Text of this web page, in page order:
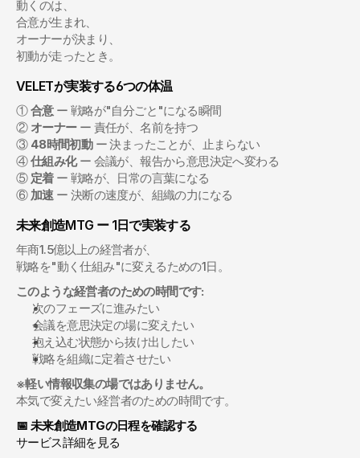
動くのは、
合意が生まれ、
オーナーが決まり、
初動が走ったとき。
VELETが実装する6つの体温
① 合意 ー 戦略が"自分ごと"になる瞬間
② オーナー ー 責任が、名前を持つ
③ 48時間初動 ー 決まったことが、止まらない
④ 仕組み化 ー 会議が、報告から意思決定へ変わる
⑤ 定着 ー 戦略が、日常の言葉になる
⑥ 加速 ー 決断の速度が、組織の力になる
未来創造MTG ー 1日で実装する
年商1.5億以上の経営者が、
戦略を"動く仕組み"に変えるための1日。
このような経営者のための時間です:
次のフェーズに進みたい
会議を意思決定の場に変えたい
抱え込む状態から抜け出したい
戦略を組織に定着させたい
※軽い情報収集の場ではありません。
本気で変えたい経営者のための時間です。
📅 未来創造MTGの日程を確認する
サービス詳細を見る